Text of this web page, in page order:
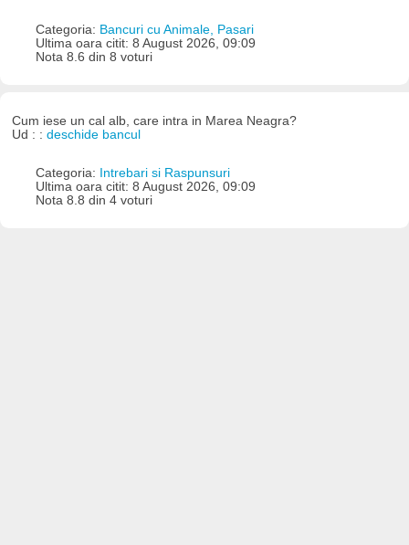
Categoria: Bancuri cu Animale, Pasari
Ultima oara citit: 8 August 2026, 09:09
Nota 8.6 din 8 voturi
Cum iese un cal alb, care intra in Marea Neagra?
Ud : :deschide bancul
Categoria:
Intrebari si Raspunsuri
Ultima oara citit: 8 August 2026, 09:09
Nota 8.8 din 4 voturi